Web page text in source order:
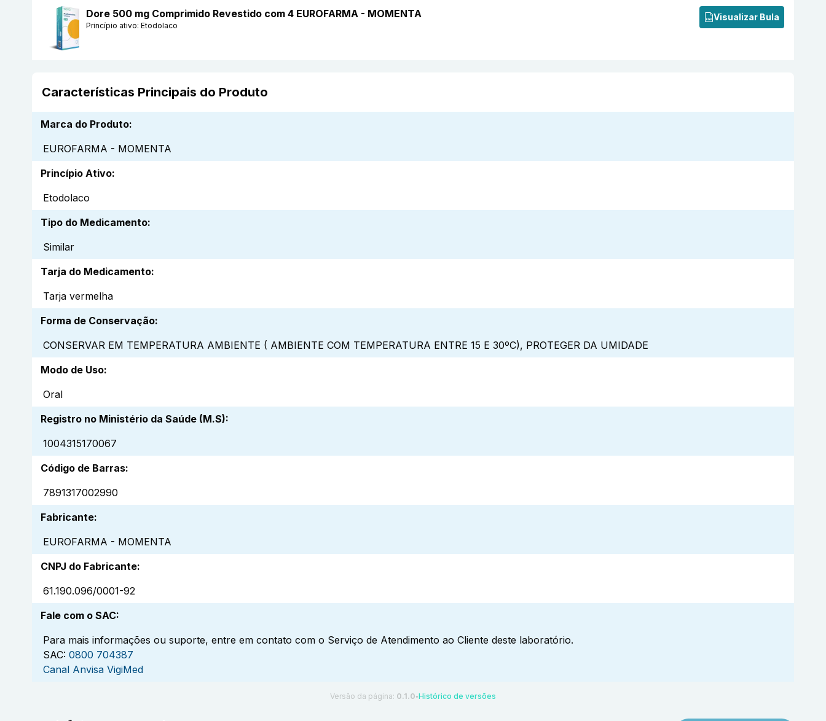
Dore 500 mg Comprimido Revestido com 4 EUROFARMA - MOMENTA
Princípio ativo: Etodolaco
Visualizar Bula
Características Principais do Produto
Marca do Produto:
EUROFARMA - MOMENTA
Princípio Ativo:
Etodolaco
Tipo do Medicamento:
Similar
Tarja do Medicamento:
Tarja vermelha
Forma de Conservação:
CONSERVAR EM TEMPERATURA AMBIENTE ( AMBIENTE COM TEMPERATURA ENTRE 15 E 30ºC), PROTEGER DA UMIDADE
Modo de Uso:
Oral
Registro no Ministério da Saúde (M.S):
1004315170067
Código de Barras:
7891317002990
Fabricante:
EUROFARMA - MOMENTA
CNPJ do Fabricante:
61.190.096/0001-92
Fale com o SAC:
Para mais informações ou suporte, entre em contato com o Serviço de Atendimento ao Cliente deste laboratório.
SAC: 0800 704387
Canal Anvisa VigiMed
Versão da página: 0.1.0 ●Histórico de versões